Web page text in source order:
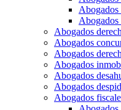
Abogados
Abogados
Abogados
Abogados
Abogados
Abogados
Abogados
Abogados